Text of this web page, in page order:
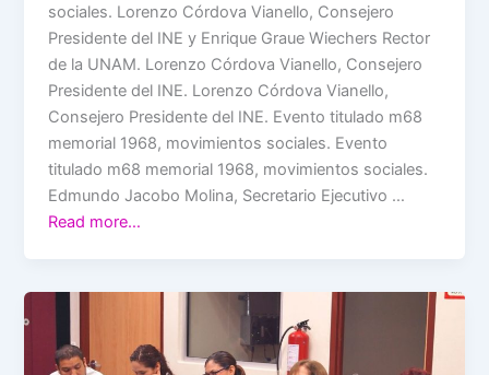
sociales. Lorenzo Córdova Vianello, Consejero
Presidente del INE y Enrique Graue Wiechers Rector
de la UNAM. Lorenzo Córdova Vianello, Consejero
Presidente del INE. Lorenzo Córdova Vianello,
Consejero Presidente del INE. Evento titulado m68
memorial 1968, movimientos sociales. Evento
titulado m68 memorial 1968, movimientos sociales.
Edmundo Jacobo Molina, Secretario Ejecutivo …
Read more…